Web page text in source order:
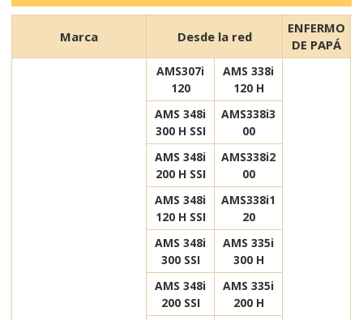
Marca Desde la red
ENFERMO
DE PAPÁ
AMS307i
120
AMS 338i
120 H
AMS 348i
300 H SSI
AMS338i3
00
AMS 348i
200 H SSI
AMS338i2
00
AMS 348i
120 H SSI
AMS338i1
20
AMS 348i
300 SSI
AMS 335i
300 H
AMS 348i
200 SSI
AMS 335i
200 H